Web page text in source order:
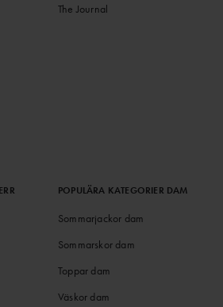
The Journal
POPULÄRA KATEGORIER DAM
Sommarjackor dam
Sommarskor dam
Toppar dam
Väskor dam